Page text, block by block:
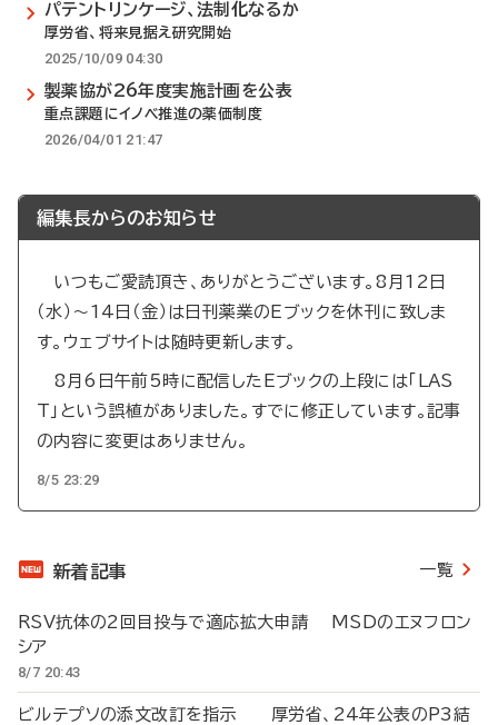
パテントリンケージ、法制化なるか
厚労省、将来見据え研究開始
2025/10/09 04:30
製薬協が26年度実施計画を公表
重点課題にイノベ推進の薬価制度
2026/04/01 21:47
編集長からのお知らせ
いつもご愛読頂き、ありがとうございます。8月12日
（水）～14日（金）は日刊薬業のEブックを休刊に致しま
す。ウェブサイトは随時更新します。
8月6日午前5時に配信したEブックの上段には「LAS
T」という誤植がありました。すでに修正しています。記事
の内容に変更はありません。
8/5 23:29
新着記事 一覧
RSV抗体の2回目投与で適応拡大申請 MSDのエヌフロン
シア
8/7 20:43
ビルテプソの添文改訂を指示 厚労省、24年公表のP3結